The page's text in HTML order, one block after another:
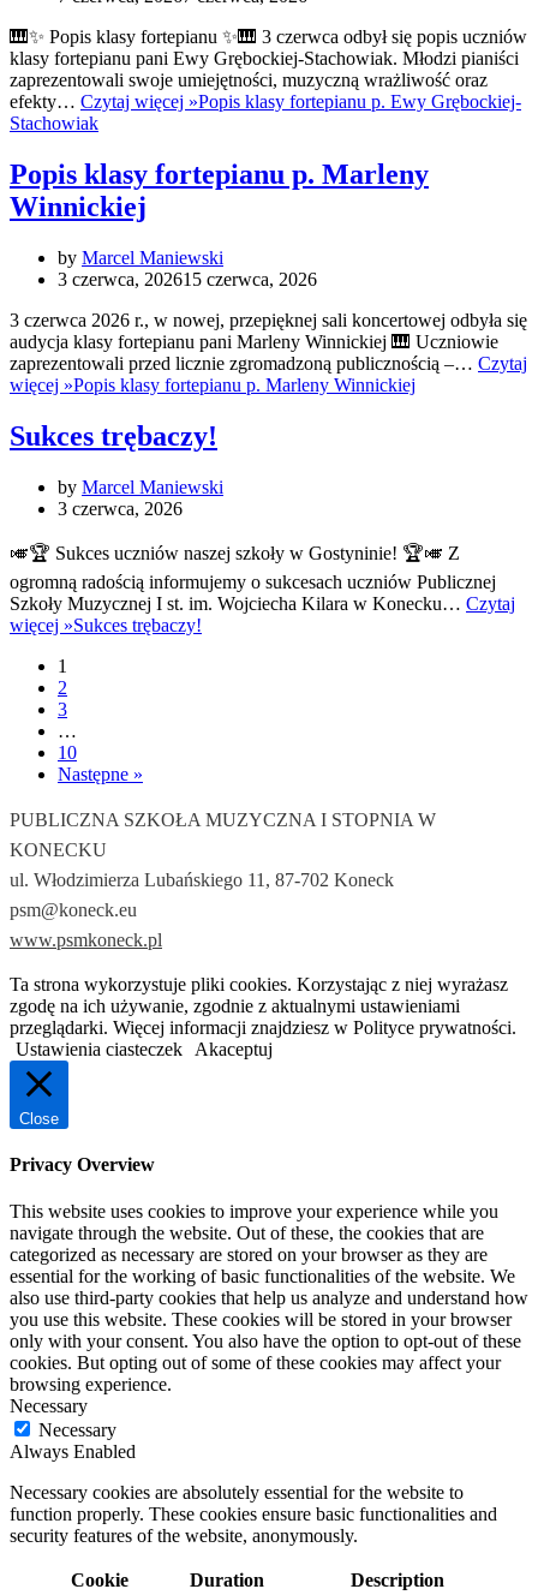
🎹✨ Popis klasy fortepianu ✨🎹 3 czerwca odbył się popis uczniów
klasy fortepianu pani Ewy Grębockiej-Stachowiak. Młodzi pianiści
zaprezentowali swoje umiejętności, muzyczną wrażliwość oraz
efekty… Czytaj więcej »Popis klasy fortepianu p. Ewy Grębockiej-
Stachowiak
Popis klasy fortepianu p. Marleny
Winnickiej
by Marcel Maniewski
3 czerwca, 202615 czerwca, 2026
3 czerwca 2026 r., w nowej, przepięknej sali koncertowej odbyła się
audycja klasy fortepianu pani Marleny Winnickiej 🎹 Uczniowie
zaprezentowali przed licznie zgromadzoną publicznością –… Czytaj
więcej »Popis klasy fortepianu p. Marleny Winnickiej
Sukces trębaczy!
by Marcel Maniewski
3 czerwca, 2026
🎺🏆 Sukces uczniów naszej szkoły w Gostyninie! 🏆🎺 Z
ogromną radością informujemy o sukcesach uczniów Publicznej
Szkoły Muzycznej I st. im. Wojciecha Kilara w Konecku… Czytaj
więcej »Sukces trębaczy!
1
2
3
…
10
Następne »
PUBLICZNA SZKOŁA MUZYCZNA I STOPNIA W
KONECKU
ul. Włodzimierza Lubańskiego 11, 87-702 Koneck
psm@koneck.eu
www.psmkoneck.pl
Ta strona wykorzystuje pliki cookies. Korzystając z niej wyrażasz
zgodę na ich używanie, zgodnie z aktualnymi ustawieniami
przeglądarki. Więcej informacji znajdziesz w Polityce prywatności.
Ustawienia ciasteczek
Akaceptuj
Close
Privacy Overview
This website uses cookies to improve your experience while you
navigate through the website. Out of these, the cookies that are
categorized as necessary are stored on your browser as they are
essential for the working of basic functionalities of the website. We
also use third-party cookies that help us analyze and understand how
you use this website. These cookies will be stored in your browser
only with your consent. You also have the option to opt-out of these
cookies. But opting out of some of these cookies may affect your
browsing experience.
Necessary
Necessary
Always Enabled
Necessary cookies are absolutely essential for the website to
function properly. These cookies ensure basic functionalities and
security features of the website, anonymously.
Cookie Duration Description